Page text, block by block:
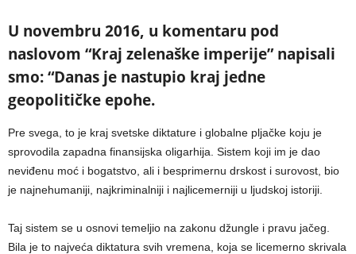
U novembru 2016, u komentaru pod
naslovom “Kraj zelenaške imperije” napisali
smo: “Danas je nastupio kraj jedne
geopolitičke epohe.
Pre svega, to je kraj svetske diktature i globalne pljačke koju je
sprovodila zapadna finansijska oligarhija. Sistem koji im je dao
neviđenu moć i bogatstvo, ali i besprimernu drskost i surovost, bio
je najnehumaniji, najkriminalniji i najlicemerniji u ljudskoj istoriji.
Taj sistem se u osnovi temeljio na zakonu džungle i pravu jačeg.
Bila je to najveća diktatura svih vremena, koja se licemerno skrivala